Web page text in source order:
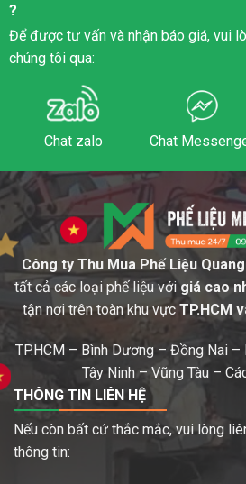
?
Để được tư vấn và nhận báo giá, vui
chúng tôi qua:
Chat zalo Chat
Công ty Thu Mua Phế Liệu
tất cả các loại phế liệu vớigiá cao
tận nơi trên toàn khu vực TP.HCM
TP.HCM – Bình Dương – Đồng Nai –
Tây Ninh – Vũng Tàu –
THÔNG TIN LIÊN HỆ
Nếu còn bất cứ thắc mắc, vui lòng
thông tin: